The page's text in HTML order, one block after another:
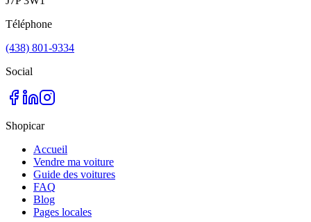
Téléphone
(438) 801-9334
Social
Shopicar
Accueil
Vendre ma voiture
Guide des voitures
FAQ
Blog
Pages locales